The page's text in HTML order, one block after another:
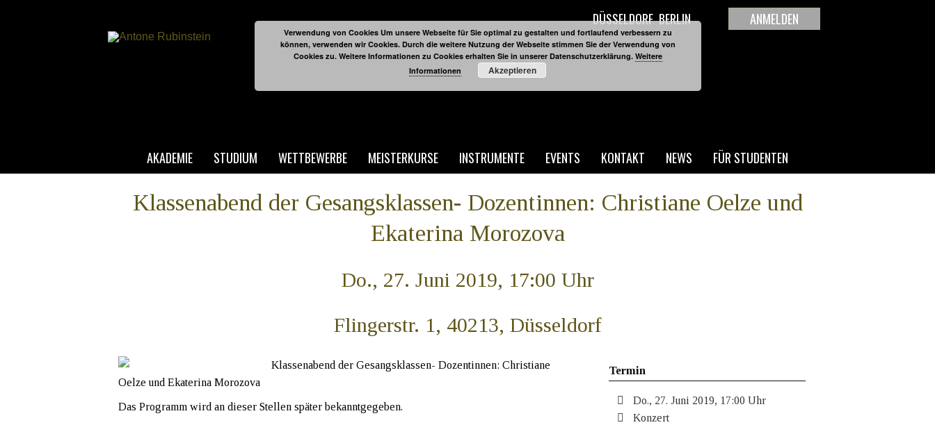
AKADEMIE STUDIUM WETTBEWERBE MEISTERKURSE INSTRUMENTE EVENTS KONTAKT NEWS FÜR STUDENTEN
DÜSSELDORF BERLIN ANMELDEN
Klassenabend der Gesangsklassen- Dozentinnen: Christiane Oelze und
Ekaterina Morozova
Do., 27. Juni 2019, 17:00 Uhr
Flingerstr. 1, 40213, Düsseldorf
Klassenabend der Gesangsklassen- Dozentinnen: Christiane
Oelze und Ekaterina Morozova
Das Programm wird an dieser Stellen später bekanntgegeben.
Termin
Do., 27. Juni 2019, 17:00 Uhr
Konzert
Verwendung von Cookies Um unsere Webseite für Sie optimal zu gestalten und fortlaufend verbessern zu
können, verwenden wir Cookies. Durch die weitere Nutzung der Webseite stimmen Sie der Verwendung von
Cookies zu. Weitere Informationen zu Cookies erhalten Sie in unserer Datenschutzerklärung. Weitere
Informationen
Akzeptieren